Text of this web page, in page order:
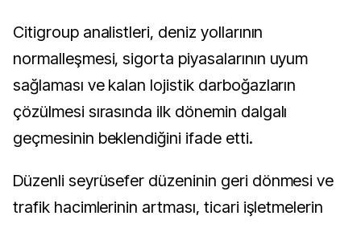
Citigroup analistleri, deniz yollarının
normalleşmesi, sigorta piyasalarının uyum
sağlaması ve kalan lojistik darboğazların
çözülmesi sırasında ilk dönemin dalgalı
geçmesinin beklendiğini ifade etti.
Düzenli seyrüsefer düzeninin geri dönmesi ve
trafik hacimlerinin artması, ticari işletmelerin